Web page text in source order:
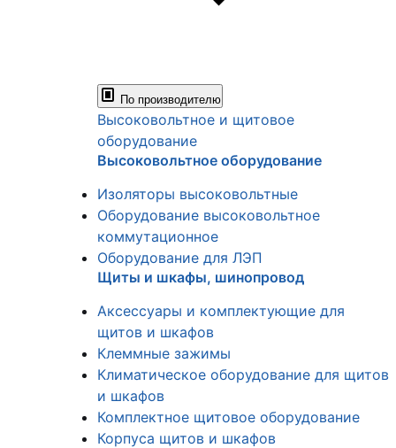
По производителю
Высоковольтное и щитовое
оборудование
Высоковольтное оборудование
Изоляторы высоковольтные
Оборудование высоковольтное
коммутационное
Оборудование для ЛЭП
Щиты и шкафы, шинопровод
Аксессуары и комплектующие для
щитов и шкафов
Клеммные зажимы
Климатическое оборудование для щитов
и шкафов
Комплектное щитовое оборудование
Корпуса щитов и шкафов